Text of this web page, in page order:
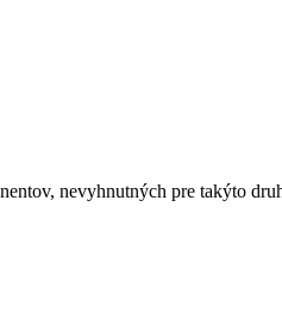
nevyhnutných pre takýto